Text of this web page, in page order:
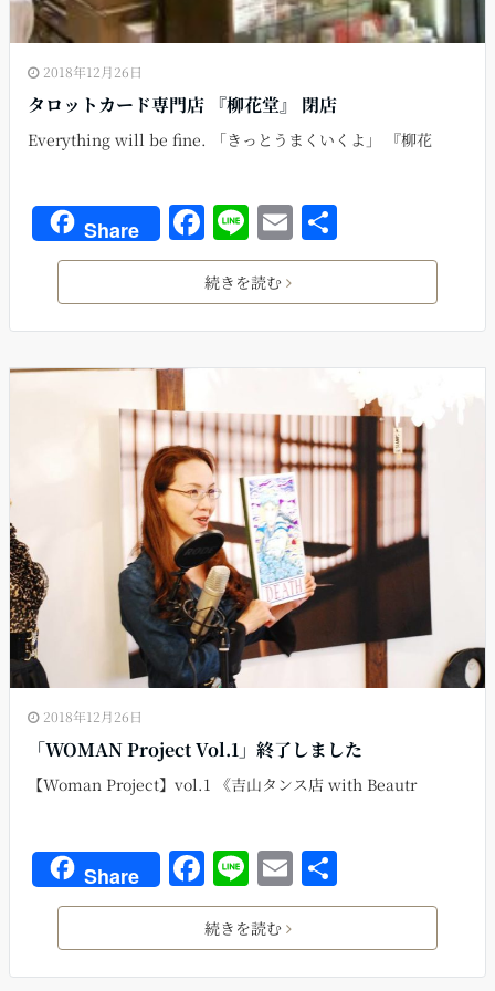
2018年12月26日
タロットカード専門店 『柳花堂』 閉店
Everything will be fine. 「きっとうまくいくよ」 『柳花
Share F
a
c
e
b
o
o
k
Li
n
e
E
m
ai
l
有
続きを読む
2018年12月26日
「WOMAN Project Vol.1」終了しました
【Woman Project】vol.1 《吉山タンス店 with Beautr
Share F
a
c
e
Li
n
e
E
m
ai
l
有
続きを読む